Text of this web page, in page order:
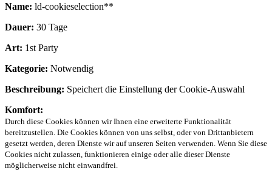
Name: ld-cookieselection**
Dauer: 30 Tage
Art: 1st Party
Kategorie: Notwendig
Beschreibung: Speichert die Einstellung der Cookie-Auswahl
Komfort:
Durch diese Cookies können wir Ihnen eine erweiterte Funktionalität
bereitzustellen. Die Cookies können von uns selbst, oder von Drittanbietern
gesetzt werden, deren Dienste wir auf unseren Seiten verwenden. Wenn Sie diese
Cookies nicht zulassen, funktionieren einige oder alle dieser Dienste
möglicherweise nicht einwandfrei.